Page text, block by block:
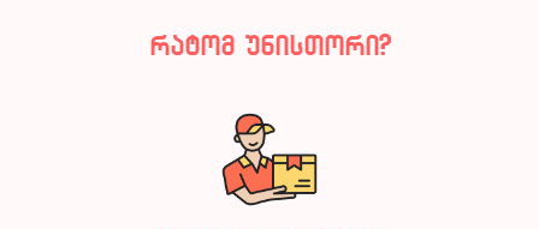
რატომ უნისთორი?